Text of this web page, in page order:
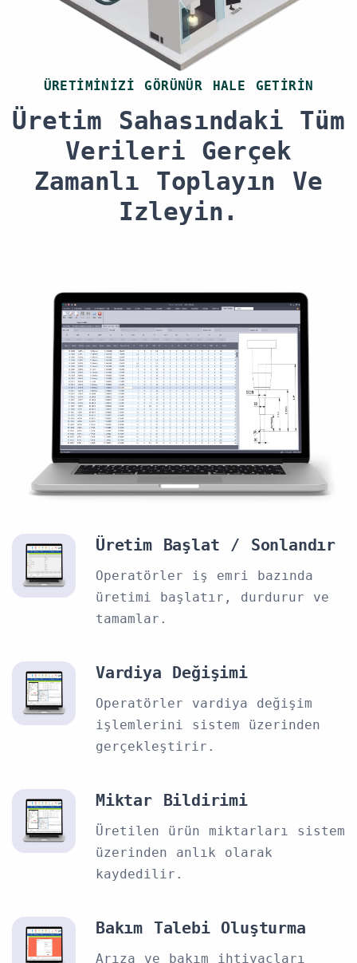
ÜRETIMINIZI GÖRÜNÜR HALE GETIRIN
Üretim Sahasındaki Tüm
Verileri Gerçek
Zamanlı Toplayın Ve
Izleyin.
Üretim Başlat / Sonlandır
Operatörler iş emri bazında
üretimi başlatır, durdurur ve
tamamlar.
Vardiya Değişimi
Operatörler vardiya değişim
işlemlerini sistem üzerinden
gerçekleştirir.
Miktar Bildirimi
Üretilen ürün miktarları sistem
üzerinden anlık olarak
kaydedilir.
Bakım Talebi Oluşturma
Arıza ve bakım ihtiyaçları